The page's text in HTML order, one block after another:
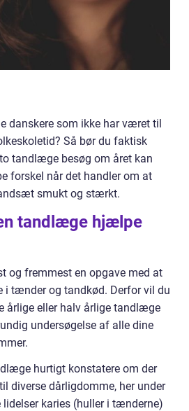
danskere som ikke har været til
Så bør du faktisk
tandlæge besøg om året kan
forskel når det handler om at
smukt og stærkt.
tandlæge hjælpe
og fremmest en opgave med at
i tænder og tandkød. Derfor vil du
årlige eller halv årlige tandlæge
undersøgelse af alle dine
hurtigt konstatere om der
diverse dårligdomme, her under
karies (huller i tænderne)